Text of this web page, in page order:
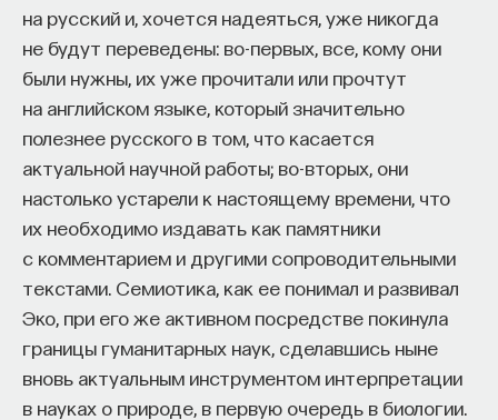
на русский и, хочется надеяться, уже никогда
не будут переведены: во-первых, все, кому они
были нужны, их уже прочитали или прочтут
на английском языке, который значительно
полезнее русского в том, что касается
актуальной научной работы; во-вторых, они
настолько устарели к настоящему времени, что
их необходимо издавать как памятники
с комментарием и другими сопроводительными
текстами. Семиотика, как ее понимал и развивал
Эко, при его же активном посредстве покинула
границы гуманитарных наук, сделавшись ныне
вновь актуальным инструментом интерпретации
в науках о природе, в первую очередь в биологии.